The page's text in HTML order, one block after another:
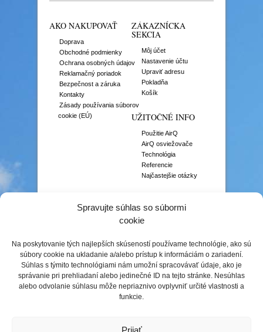
Spravujte súhlas so súbormi
cookie
Na poskytovanie tých najlepších skúseností používame technológie, ako sú
súbory cookie na ukladanie a/alebo prístup k informáciám o zariadení.
Súhlas s týmito technológiami nám umožní spracovávať údaje, ako je
správanie pri prehliadaní alebo jedinečné ID na tejto stránke. Nesúhlas
alebo odvolanie súhlasu môže nepriaznivo ovplyvniť určité vlastnosti a
funkcie.
Prijať
AKO NAKUPOVAŤ
Doprava
Obchodné podmienky
Ochrana osobných údajov
Reklamačný poriadok
Bezpečnost a záruka
Kontakty
Zásady používania súborov
cookie (EÚ)
ZÁKAZNÍCKA
SEKCIA
Môj účet
Nastavenie účtu
Upraviť adresu
Pokladňa
Košík
UŽITOČNÉ INFO
Použitie AirQ
AirQ osviežovače
Technológia
Referencie
Najčastejšie otázky
Gurmánske vône
Gurmánske prémiové
Kvetinové vône
Niche vône
Ovocné vône
Prémiové vône